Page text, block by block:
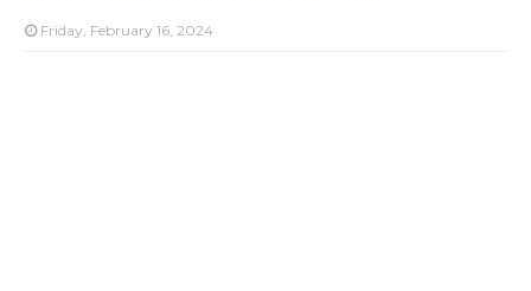
Friday, February 16, 2024